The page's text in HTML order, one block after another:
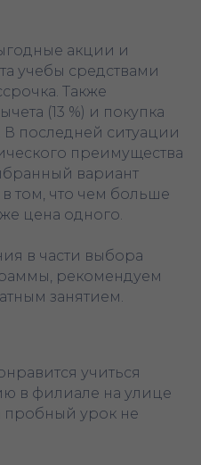
акции и
учебы средствами
Также
(13 %) и покупка
последней ситуации
преимущества
вариант
том, что чем больше
цена одного.
в части выбора
рекомендуем
занятием.
учиться
в филиале на улице
пробный урок не